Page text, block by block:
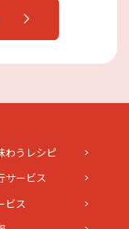
わうレシピ
サービス
ビス